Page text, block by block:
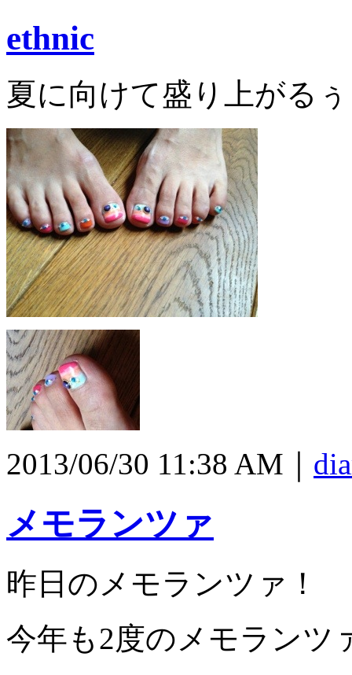
ethnic
夏に向けて盛り上がるぅ
2013/06/30 11:38 AM｜
メモランツァ
昨日のメモランツァ！
今年も2度のメモランツ